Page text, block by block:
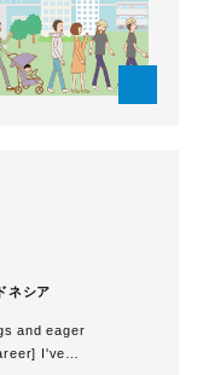
中。著書にエ
なったけどわ
」（ぴあ株式
ネシア
and eager
I've